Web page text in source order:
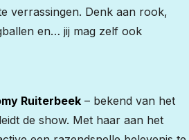
verrassingen. Denk aan rook,
en… jij mag zelf ook
Ruiterbeek – bekend van het
de show. Met haar aan het